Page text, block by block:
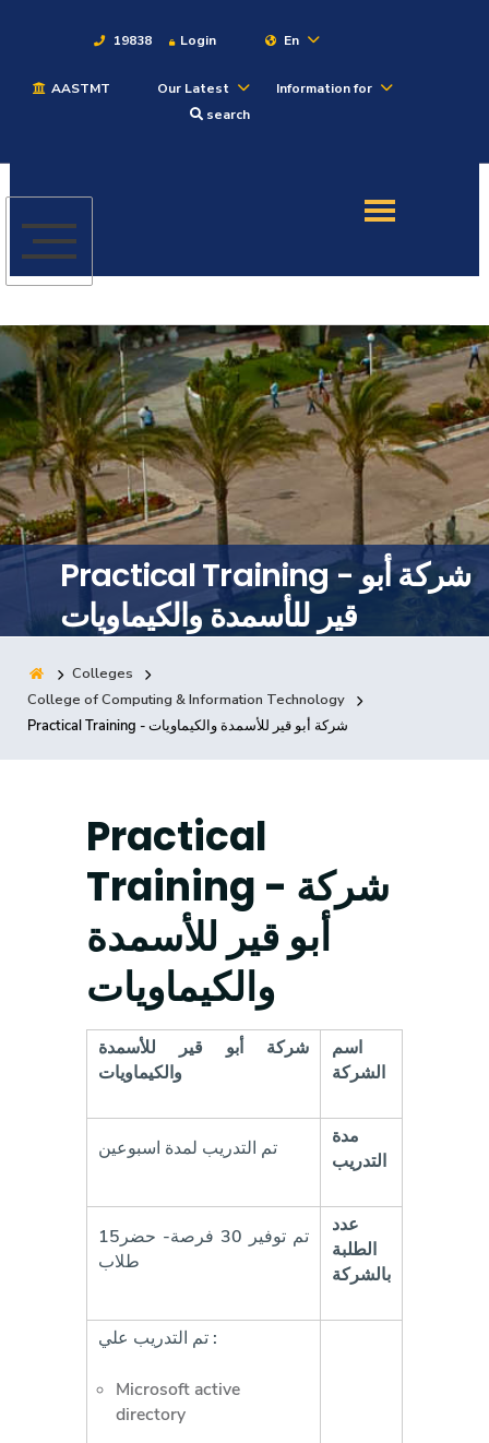
19838 Login En
AASTMT Our Latest
Information for
search
Admission
Academics
Students
Research
Training
Consultancy
Quick Links Colleges
Centers Institutes Complexes
Practical Training - شركة أبو
قير للأسمدة والكيماويات
Colleges
College of Computing & Information Technology
Practical Training - شركة أبو قير للأسمدة والكيماويات
Practical
Training - شركة
أبو قير للأسمدة
والكيماويات
شركة أبو قير للأسمدة
والكيماويات
اسم
الشركة
تم التدريب لمدة اسبوعين
مدة
التدريب
تم توفير 30 فرصة- حضر15
طلاب
عدد
الطلبة
بالشركة
تم التدريب علي :
Microsoft active
directory